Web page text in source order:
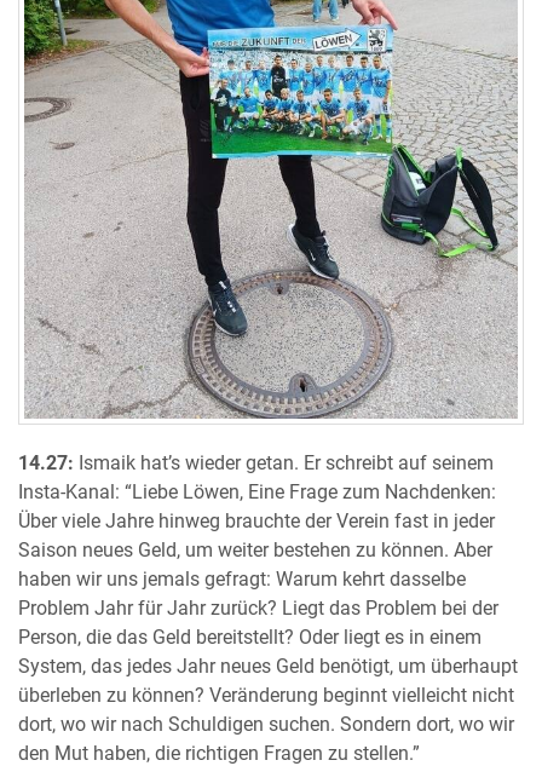
14.27: Ismaik hat’s wieder getan. Er schreibt auf seinem
Insta-Kanal: “Liebe Löwen, Eine Frage zum Nachdenken:
Über viele Jahre hinweg brauchte der Verein fast in jeder
Saison neues Geld, um weiter bestehen zu können. Aber
haben wir uns jemals gefragt: Warum kehrt dasselbe
Problem Jahr für Jahr zurück? Liegt das Problem bei der
Person, die das Geld bereitstellt? Oder liegt es in einem
System, das jedes Jahr neues Geld benötigt, um überhaupt
überleben zu können? Veränderung beginnt vielleicht nicht
dort, wo wir nach Schuldigen suchen. Sondern dort, wo wir
den Mut haben, die richtigen Fragen zu stellen.”